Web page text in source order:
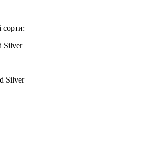
сорти:
Silver
Silver